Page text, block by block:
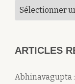
Articles
du
ARTICLES
Abhinavagupta